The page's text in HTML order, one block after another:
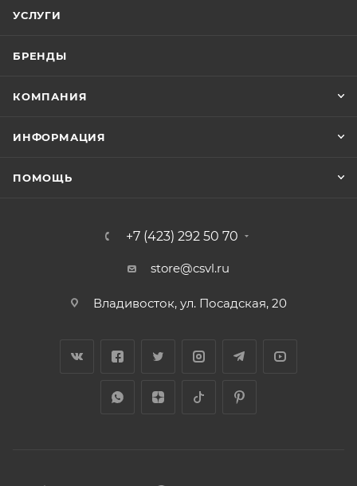
УСЛУГИ
БРЕНДЫ
КОМПАНИЯ
ИНФОРМАЦИЯ
ПОМОЩЬ
+7 (423) 292 50 70
store@csvl.ru
Владивосток, ул. Посадская, 20